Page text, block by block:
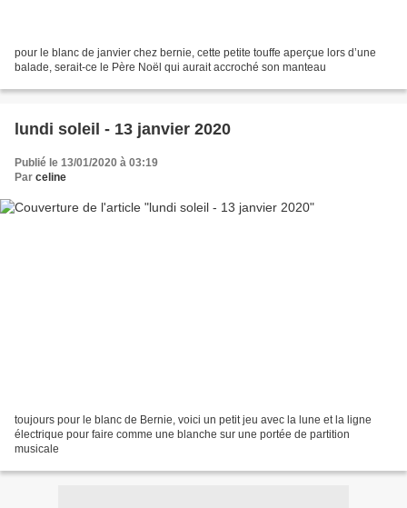
pour le blanc de janvier chez bernie, cette petite touffe aperçue lors d’une
balade, serait-ce le Père Noël qui aurait accroché son manteau
lundi soleil - 13 janvier 2020
Publié le 13/01/2020 à 03:19
Par celine
toujours pour le blanc de Bernie, voici un petit jeu avec la lune et la ligne
électrique pour faire comme une blanche sur une portée de partition
musicale